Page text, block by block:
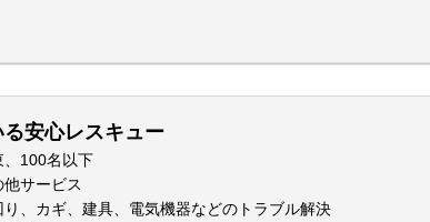
安心レスキュー
、100名以下
他サービス
り、カギ、建具、電気機器などのトラブル解決